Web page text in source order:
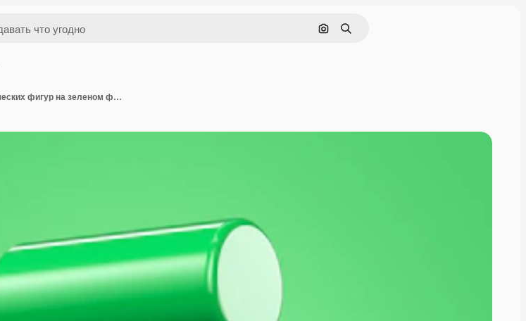
Поиск по изображению
Поиск
Нестабильная конструкция зеленых геометрических фигур на зеленом фоне